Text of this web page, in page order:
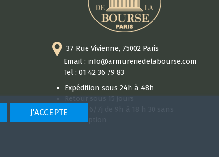
37 Rue Vivienne, 75002 Paris
Email : info@armureriedelabourse.com
Tel : 01 42 36 79 83
Expédition sous 24h à 48h
Retour sous 15 jours
Ouvert 6/7j de 9h à 18 h 30 sans
J'ACCEPTE